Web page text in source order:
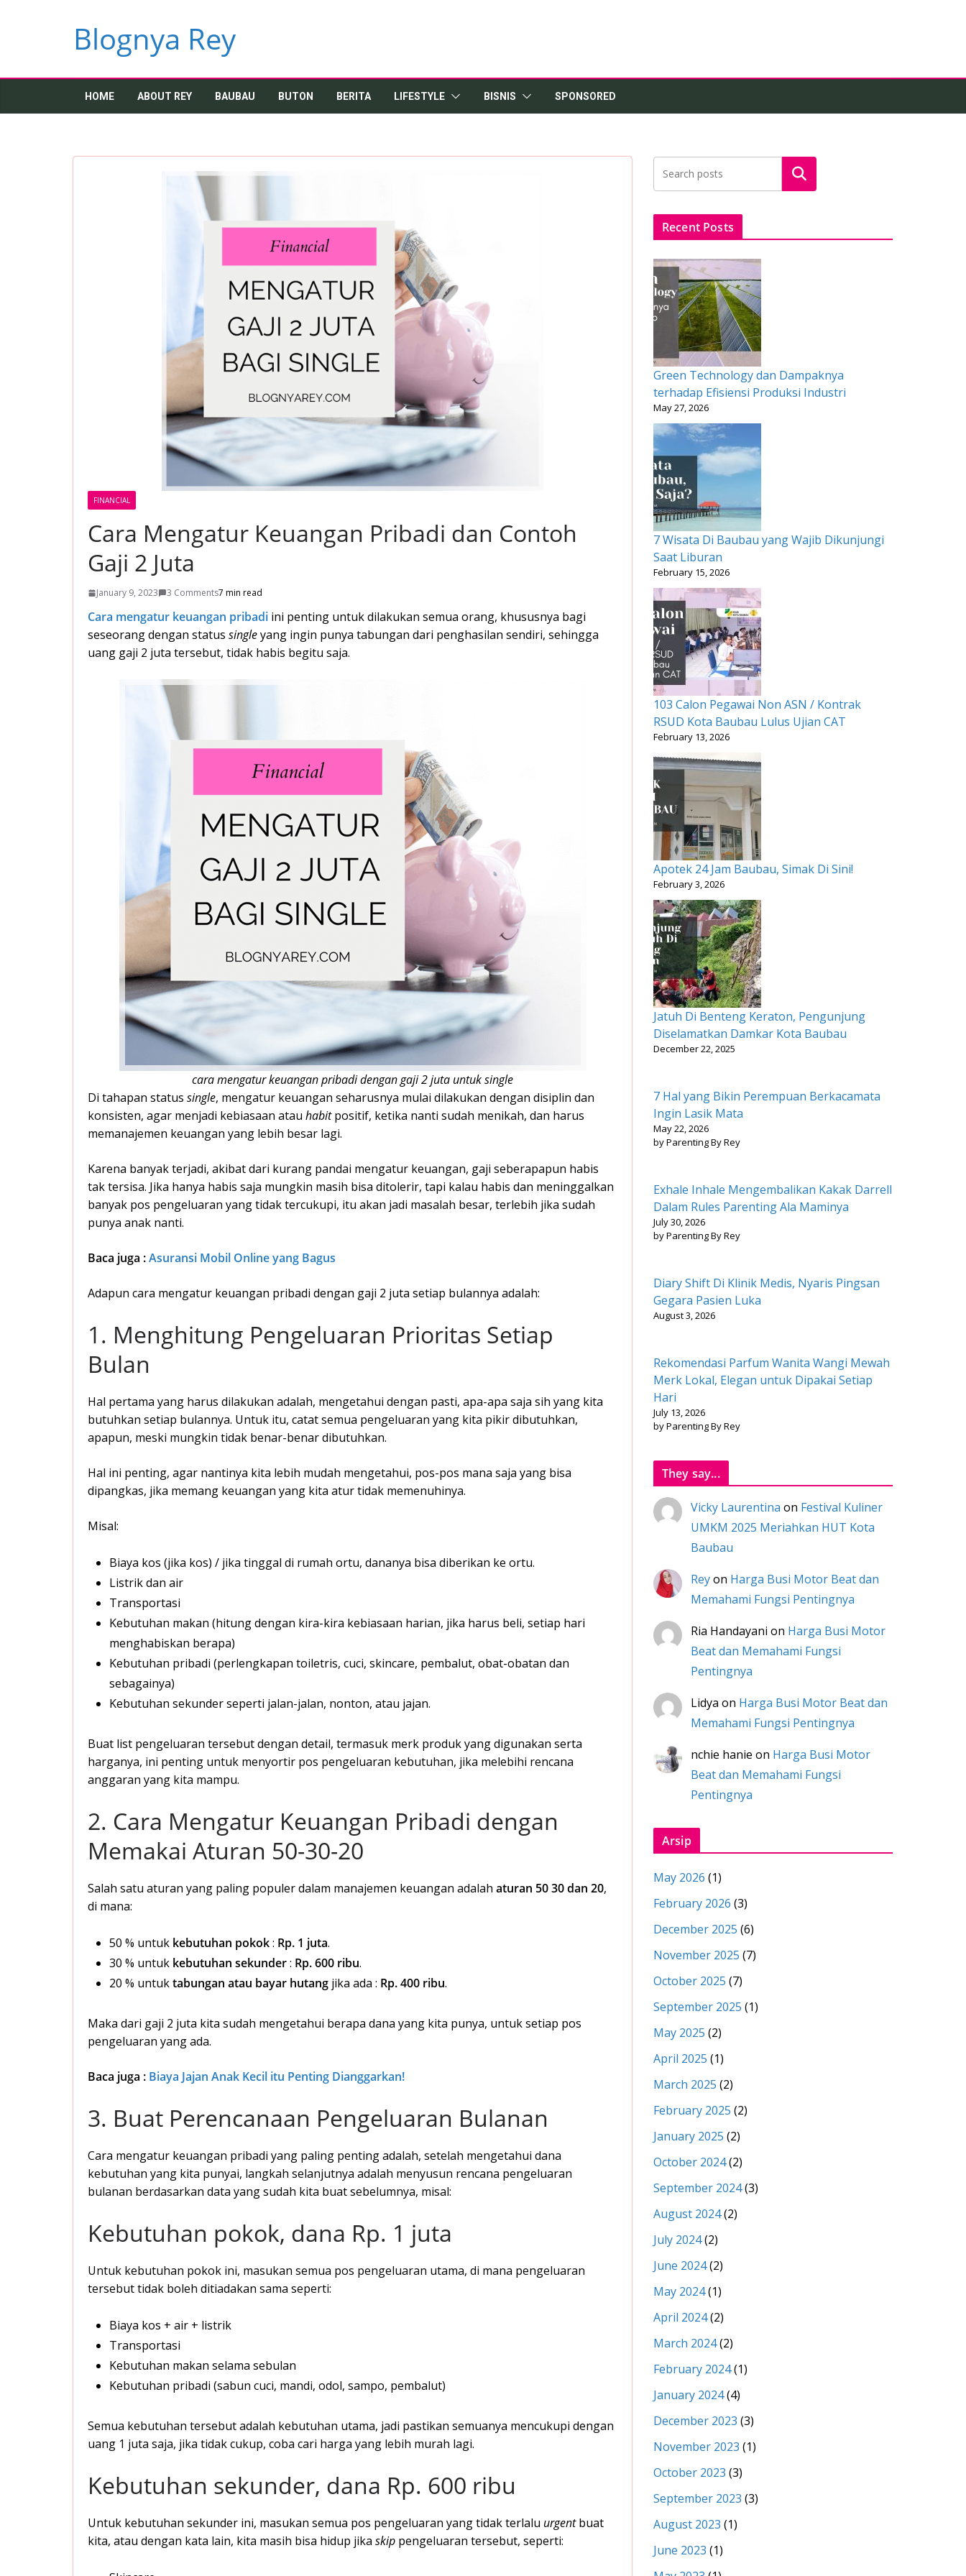
Blognya Rey
HOME ABOUT REY BAUBAU BUTON BERITA LIFESTYLE BISNIS SPONSORED
FINANCIAL
Cara Mengatur Keuangan Pribadi dan Contoh
Gaji 2 Juta
January 9, 2023 3 Comments7 min read
Cara mengatur keuangan pribadi ini penting untuk dilakukan semua orang, khususnya bagi
seseorang dengan status singleyang ingin punya tabungan dari penghasilan sendiri, sehingga
uang gaji 2 juta tersebut, tidak habis begitu saja.
cara mengatur keuangan pribadi dengan gaji 2 juta untuk single
Di tahapan status single, mengatur keuangan seharusnya mulai dilakukan dengan disiplin dan
konsisten, agar menjadi kebiasaan atau habitpositif, ketika nanti sudah menikah, dan harus
memanajemen keuangan yang lebih besar lagi.
Karena banyak terjadi, akibat dari kurang pandai mengatur keuangan, gaji seberapapun habis
tak tersisa. Jika hanya habis saja mungkin masih bisa ditolerir, tapi kalau habis dan meninggalkan
banyak pos pengeluaran yang tidak tercukupi, itu akan jadi masalah besar, terlebih jika sudah
punya anak nanti.
Baca juga :Asuransi Mobil Online yang Bagus
Adapun cara mengatur keuangan pribadi dengan gaji 2 juta setiap bulannya adalah:
1. Menghitung Pengeluaran Prioritas Setiap
Bulan
Hal pertama yang harus dilakukan adalah, mengetahui dengan pasti, apa-apa saja sih yang kita
butuhkan setiap bulannya. Untuk itu, catat semua pengeluaran yang kita pikir dibutuhkan,
apapun, meski mungkin tidak benar-benar dibutuhkan.
Hal ini penting, agar nantinya kita lebih mudah mengetahui, pos-pos mana saja yang bisa
dipangkas, jika memang keuangan yang kita atur tidak memenuhinya.
Misal:
Biaya kos (jika kos) / jika tinggal di rumah ortu, dananya bisa diberikan ke ortu.
Listrik dan air
Transportasi
Kebutuhan makan (hitung dengan kira-kira kebiasaan harian, jika harus beli, setiap hari
menghabiskan berapa)
Kebutuhan pribadi (perlengkapan toiletris, cuci, skincare, pembalut, obat-obatan dan
sebagainya)
Kebutuhan sekunder seperti jalan-jalan, nonton, atau jajan.
Buat list pengeluaran tersebut dengan detail, termasuk merk produk yang digunakan serta
harganya, ini penting untuk menyortir pos pengeluaran kebutuhan, jika melebihi rencana
anggaran yang kita mampu.
2. Cara Mengatur Keuangan Pribadi dengan
Memakai Aturan 50-30-20
Salah satu aturan yang paling populer dalam manajemen keuangan adalah aturan 50 30 dan 20,
di mana:
50 % untuk kebutuhan pokok: Rp. 1 juta.
30 % untuk kebutuhan sekunder: Rp. 600 ribu.
20 % untuktabungan atau bayar hutang jika ada : Rp. 400 ribu.
Maka dari gaji 2 juta kita sudah mengetahui berapa dana yang kita punya, untuk setiap pos
pengeluaran yang ada.
Baca juga : Biaya Jajan Anak Kecil itu Penting Dianggarkan!
3. Buat Perencanaan Pengeluaran Bulanan
Cara mengatur keuangan pribadi yang paling penting adalah, setelah mengetahui dana
kebutuhan yang kita punyai, langkah selanjutnya adalah menyusun rencana pengeluaran
bulanan berdasarkan data yang sudah kita buat sebelumnya, misal:
Kebutuhan pokok, dana Rp. 1 juta
Untuk kebutuhan pokok ini, masukan semua pos pengeluaran utama, di mana pengeluaran
tersebut tidak boleh ditiadakan sama seperti:
Biaya kos + air + listrik
Transportasi
Kebutuhan makan selama sebulan
Kebutuhan pribadi (sabun cuci, mandi, odol, sampo, pembalut)
Semua kebutuhan tersebut adalah kebutuhan utama, jadi pastikan semuanya mencukupi dengan
uang 1 juta saja, jika tidak cukup, coba cari harga yang lebih murah lagi.
Kebutuhan sekunder, dana Rp. 600 ribu
Untuk kebutuhan sekunder ini, masukan semua pos pengeluaran yang tidak terlalu urgentbuat
kita, atau dengan kata lain, kita masih bisa hidup jika skip pengeluaran tersebut, seperti:
Search
Recent Posts
Green Technology dan Dampaknya
terhadap Efisiensi Produksi Industri
May 27, 2026
7 Wisata Di Baubau yang Wajib Dikunjungi
Saat Liburan
February 15, 2026
103 Calon Pegawai Non ASN / Kontrak
RSUD Kota Baubau Lulus Ujian CAT
February 13, 2026
Apotek 24 Jam Baubau, Simak Di Sini!
February 3, 2026
Jatuh Di Benteng Keraton, Pengunjung
Diselamatkan Damkar Kota Baubau
December 22, 2025
7 Hal yang Bikin Perempuan Berkacamata
Ingin Lasik Mata
May 22, 2026
by Parenting By Rey
Exhale Inhale Mengembalikan Kakak Darrell
Dalam Rules Parenting Ala Maminya
July 30, 2026
by Parenting By Rey
Diary Shift Di Klinik Medis, Nyaris Pingsan
Gegara Pasien Luka
August 3, 2026
Rekomendasi Parfum Wanita Wangi Mewah
Merk Lokal, Elegan untuk Dipakai Setiap
Hari
July 13, 2026
by Parenting By Rey
They say...
Vicky Laurentina on Festival Kuliner
UMKM 2025 Meriahkan HUT Kota
Baubau
Reyon Harga Busi Motor Beat dan
Memahami Fungsi Pentingnya
Ria Handayani on Harga Busi Motor
Beat dan Memahami Fungsi
Pentingnya
Lidya on Harga Busi Motor Beat dan
Memahami Fungsi Pentingnya
nchie hanie on Harga Busi Motor
Beat dan Memahami Fungsi
Pentingnya
Arsip
May 2026 (1)
February 2026 (3)
December 2025 (6)
November 2025 (7)
October 2025 (7)
September 2025 (1)
May 2025 (2)
April 2025 (1)
March 2025 (2)
February 2025 (2)
January 2025 (2)
October 2024(2)
September 2024(3)
August 2024(2)
July 2024(2)
June 2024(2)
May 2024(1)
April 2024(2)
March 2024(2)
February 2024(1)
January 2024(4)
December 2023 (3)
November 2023 (1)
October 2023 (3)
September 2023 (3)
August 2023 (1)
June 2023 (1)